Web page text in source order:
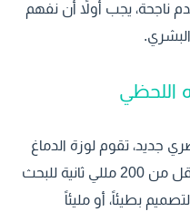
يجب أولاً أن نفهم
اللحظي
تقوم لوزة الدماغ
(Amygdala) بتقييم المشهد في أقل من 200 مللي ثانية للبحث
بطيئاً، أو مليئاً